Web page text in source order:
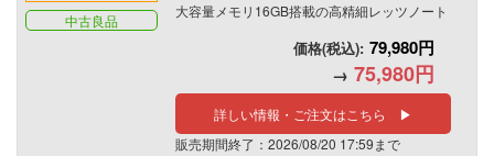
中古良品
大容量メモリ16GB搭載の高精細レッツノート
価格(税込): 79,980円
→ 75,980円
詳しい情報・ご注文はこちら ▶
販売期間終了：2026/08/20 17:59まで